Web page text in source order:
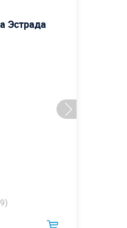
Эстрада